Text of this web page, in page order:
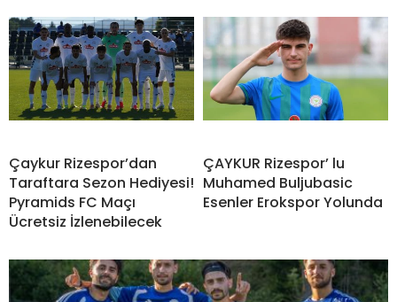
Çaykur Rizespor’dan
Taraftara Sezon Hediyesi!
Pyramids FC Maçı
Ücretsiz İzlenebilecek
ÇAYKUR Rizespor’ lu
Muhamed Buljubasic
Esenler Erokspor Yolunda